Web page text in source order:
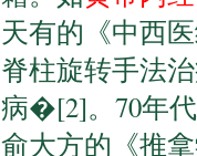
天有的《中西
脊柱旋转手法
病�[2]。70年
俞大方的《推